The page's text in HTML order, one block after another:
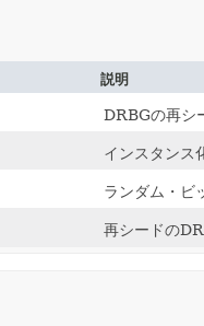
説明
DRBGの再シ
インスタンス
ランダム・ビ
再シードの